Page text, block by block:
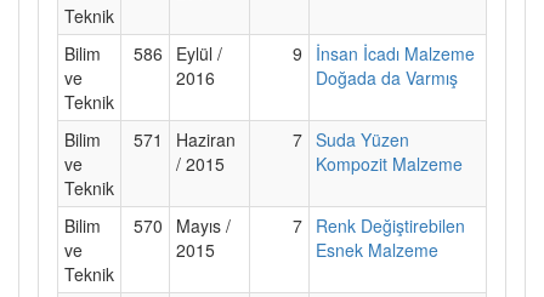
Teknik
Bilim
ve
Teknik
586
Eylül /
2016
9
İnsan İcadı Malzeme
Doğada da Varmış
Bilim
ve
Teknik
571
Haziran
/ 2015
7 Suda Yüzen
Kompozit Malzeme
Bilim
ve
Teknik
570
Mayıs /
2015
7 Renk Değiştirebilen
Esnek Malzeme